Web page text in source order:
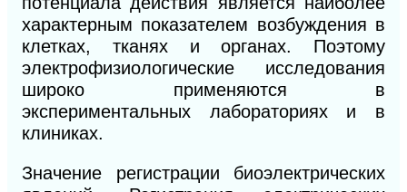
характерным показателем возбуждения в
клетках, тканях и органах. Поэтому
электрофизиологические исследования
широко применяются в
экспериментальных лабораториях и в
клиниках.
Значение регистрации биоэлектрических